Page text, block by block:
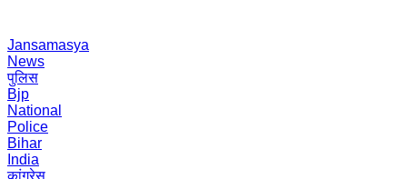
Jansamasya
News
पुलिस
Bjp
National
Police
Bihar
India
कांग्रेस